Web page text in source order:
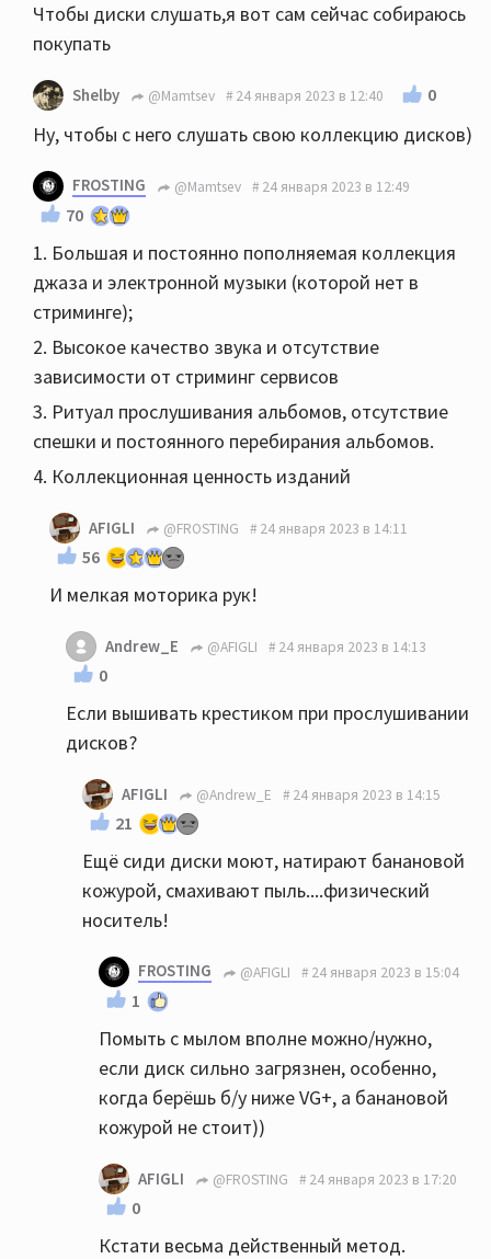
Чтобы диски слушать,я вот сам сейчас собираюсь
покупать
Shelby @Mamtsev 24 января 2023 в 12:40 0
Ну, чтобы с него слушать свою коллекцию дисков)
FROSTING @Mamtsev 24 января 2023 в 12:49
70
1. Большая и постоянно пополняемая коллекция
джаза и электронной музыки (которой нет в
стриминге);
2. Высокое качество звука и отсутствие
зависимости от стриминг сервисов
3. Ритуал прослушивания альбомов, отсутствие
спешки и постоянного перебирания альбомов.
4. Коллекционная ценность изданий
AFIGLI @FROSTING 24 января 2023 в 14:11
56
И мелкая моторика рук!
Andrew_E @AFIGLI 24 января 2023 в 14:13
0
Если вышивать крестиком при прослушивании
дисков?
AFIGLI @Andrew_E 24 января 2023 в 14:15
21
Ещё сиди диски моют, натирают банановой
кожурой, смахивают пыль....физический
носитель!
FROSTING @AFIGLI 24 января 2023 в 15:04
1
Помыть с мылом вполне можно/нужно,
если диск сильно загрязнен, особенно,
когда берёшь б/у ниже VG+, а банановой
кожурой не стоит))
AFIGLI @FROSTING 24 января 2023 в 17:20
0
Кстати весьма действенный метод.